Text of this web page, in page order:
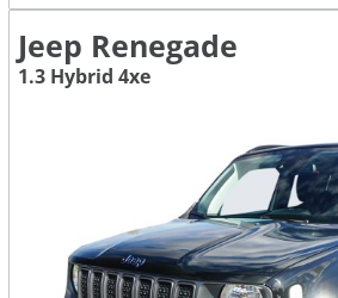
Jeep Renegade
1.3 Hybrid 4xe